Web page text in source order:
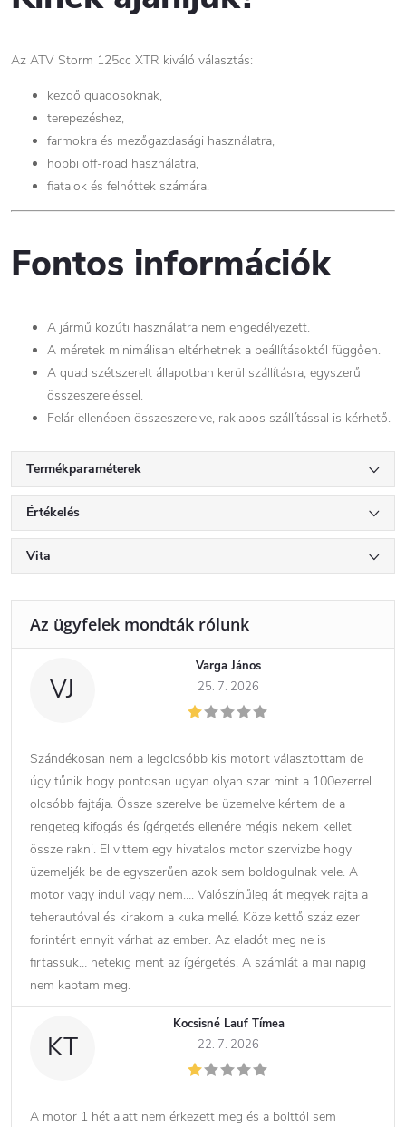
Az ATV Storm 125cc XTR kiváló választás:
kezdő quadosoknak,
terepezéshez,
farmokra és mezőgazdasági használatra,
hobbi off-road használatra,
fiatalok és felnőttek számára.
Fontos információk
A jármű közúti használatra nem engedélyezett.
A méretek minimálisan eltérhetnek a beállításoktól függően.
A quad szétszerelt állapotban kerül szállításra, egyszerű
összeszereléssel.
Felár ellenében összeszerelve, raklapos szállítással is kérhető.
Termékparaméterek
Értékelés
Vita
VJ
Varga János
25. 7. 2026
Szándékosan nem a legolcsóbb kis motort választottam de
úgy tűnik hogy pontosan ugyan olyan szar mint a 100ezerrel
olcsóbb fajtája. Össze szerelve be üzemelve kértem de a
rengeteg kifogás és ígérgetés ellenére mégis nekem kellet
össze rakni. El vittem egy hivatalos motor szervizbe hogy
üzemeljék be de egyszerűen azok sem boldogulnak vele. A
motor vagy indul vagy nem…. Valószínűleg át megyek rajta a
teherautóval és kirakom a kuka mellé. Köze kettő száz ezer
forintért ennyit várhat az ember. Az eladót meg ne is
firtassuk… hetekig ment az ígérgetés. A számlát a mai napig
nem kaptam meg.
KT
Kocsisné Lauf Tímea
22. 7. 2026
A motor 1 hét alatt nem érkezett meg és a bolttól sem